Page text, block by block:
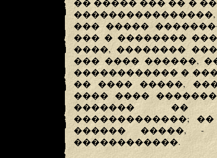
��� �����
��� � ��������
����, ��������
��� ���� ������,
������������ �
�� ���� �����,
���� ����
������� ��
�������������;
������ �����,
������������.